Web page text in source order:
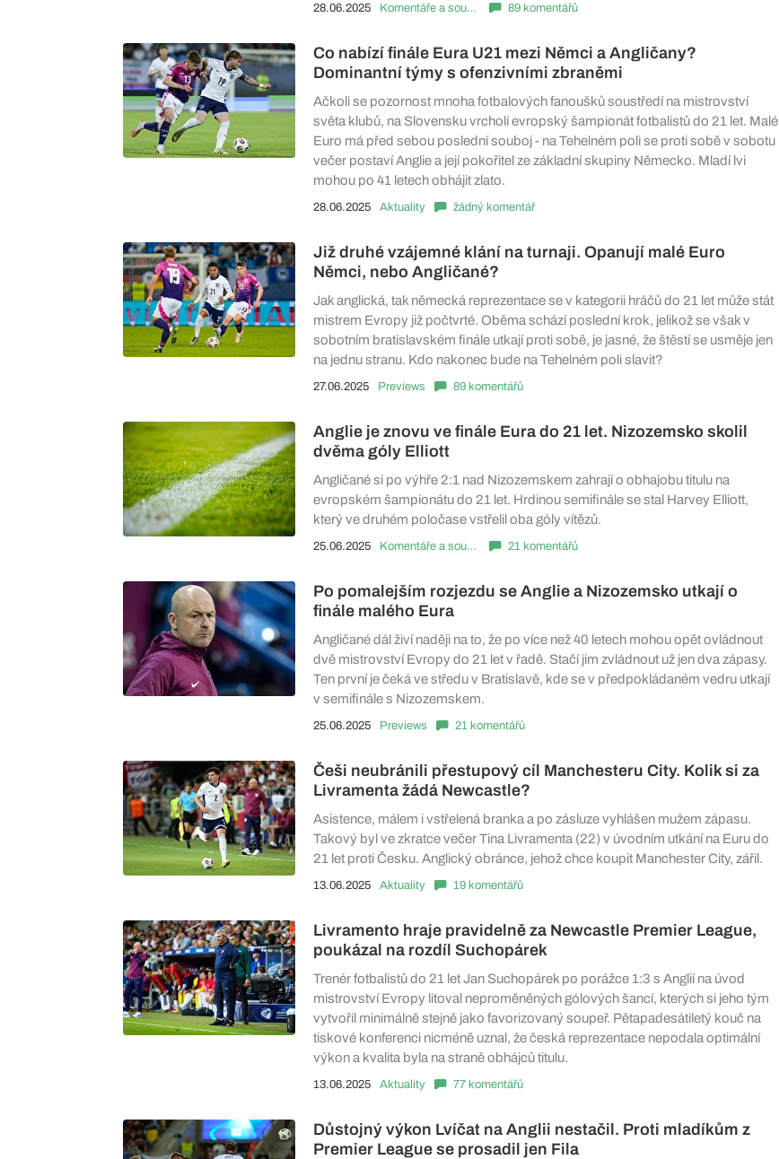
28.06.2025 Komentáře a souhrny 89 komentářů
Co nabízí finále Eura U21 mezi Němci a Angličany?
Dominantní týmy s ofenzivními zbraněmi
Ačkoli se pozornost mnoha fotbalových fanoušků soustředí na mistrovství
světa klubů, na Slovensku vrcholí evropský šampionát fotbalistů do 21 let. Malé
Euro má před sebou poslední souboj - na Tehelném poli se proti sobě v sobotu
večer postaví Anglie a její pokořitel ze základní skupiny Německo. Mladí lvi
mohou po 41 letech obhájit zlato.
28.06.2025 Aktuality žádný komentář
Již druhé vzájemné klání na turnaji. Opanují malé Euro
Němci, nebo Angličané?
Jak anglická, tak německá reprezentace se v kategorii hráčů do 21 let může stát
mistrem Evropy již počtvrté. Oběma schází poslední krok, jelikož se však v
sobotním bratislavském finále utkají proti sobě, je jasné, že štěstí se usměje jen
na jednu stranu. Kdo nakonec bude na Tehelném poli slavit?
27.06.2025 Previews 89 komentářů
Anglie je znovu ve finále Eura do 21 let. Nizozemsko skolil
dvěma góly Elliott
Angličané si po výhře 2:1 nad Nizozemskem zahrají o obhajobu titulu na
evropském šampionátu do 21 let. Hrdinou semifinále se stal Harvey Elliott,
který ve druhém poločase vstřelil oba góly vítězů.
25.06.2025 Komentáře a souhrny 21 komentářů
Po pomalejším rozjezdu se Anglie a Nizozemsko utkají o
finále malého Eura
Angličané dál živí naději na to, že po více než 40 letech mohou opět ovládnout
dvě mistrovství Evropy do 21 let v řadě. Stačí jim zvládnout už jen dva zápasy.
Ten první je čeká ve středu v Bratislavě, kde se v předpokládaném vedru utkají
v semifinále s Nizozemskem.
25.06.2025 Previews 21 komentářů
Češi neubránili přestupový cíl Manchesteru City. Kolik si za
Livramenta žádá Newcastle?
Asistence, málem i vstřelená branka a po zásluze vyhlášen mužem zápasu.
Takový byl ve zkratce večer Tina Livramenta (22) v úvodním utkání na Euru do
21 let proti Česku. Anglický obránce, jehož chce koupit Manchester City, zářil.
13.06.2025 Aktuality 19 komentářů
Livramento hraje pravidelně za Newcastle Premier League,
poukázal na rozdíl Suchopárek
Trenér fotbalistů do 21 let Jan Suchopárek po porážce 1:3 s Anglií na úvod
mistrovství Evropy litoval neproměněných gólových šancí, kterých si jeho tým
vytvořil minimálně stejně jako favorizovaný soupeř. Pětapadesátiletý kouč na
tiskové konferenci nicméně uznal, že česká reprezentace nepodala optimální
výkon a kvalita byla na straně obhájců titulu.
13.06.2025 Aktuality 77 komentářů
Důstojný výkon Lvíčat na Anglii nestačil. Proti mladíkům z
Premier League se prosadil jen Fila